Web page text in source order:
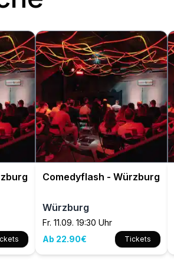
Comedyflash - Würzburg
Würzburg
Fr. 11.09. 19:30 Uhr
Ab 22.90€
Tickets